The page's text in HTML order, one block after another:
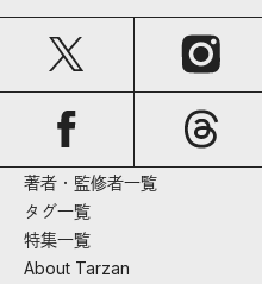
著者・監修者一覧
タグ一覧
特集一覧
About Tarzan